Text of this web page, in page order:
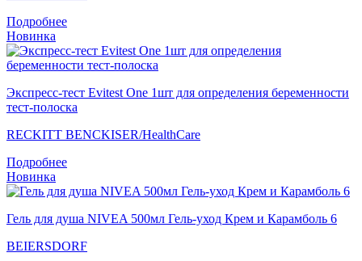
Подробнее
Новинка
Экспресс-тест Evitest One 1шт для определения беременности
тест-полоска
RECKITT BENCKISER/НealthСare
Подробнее
Новинка
Гель для душа NIVEA 500мл Гель-уход Крем и Карамболь 6
BEIERSDORF